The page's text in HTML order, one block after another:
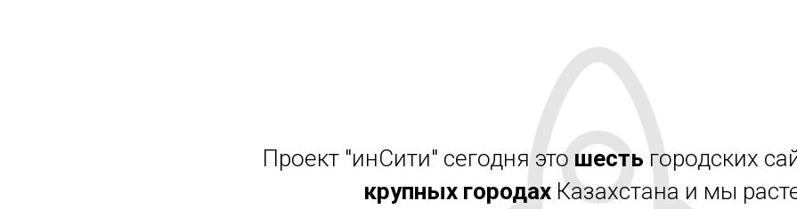
Проект "инСити" сегодня это шесть городских
крупных городахКазахстана и мы